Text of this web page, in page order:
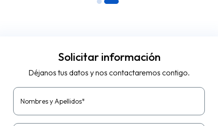
Solicitar información
Déjanos tus datos y nos contactaremos contigo.
Nombres y Apellidos*